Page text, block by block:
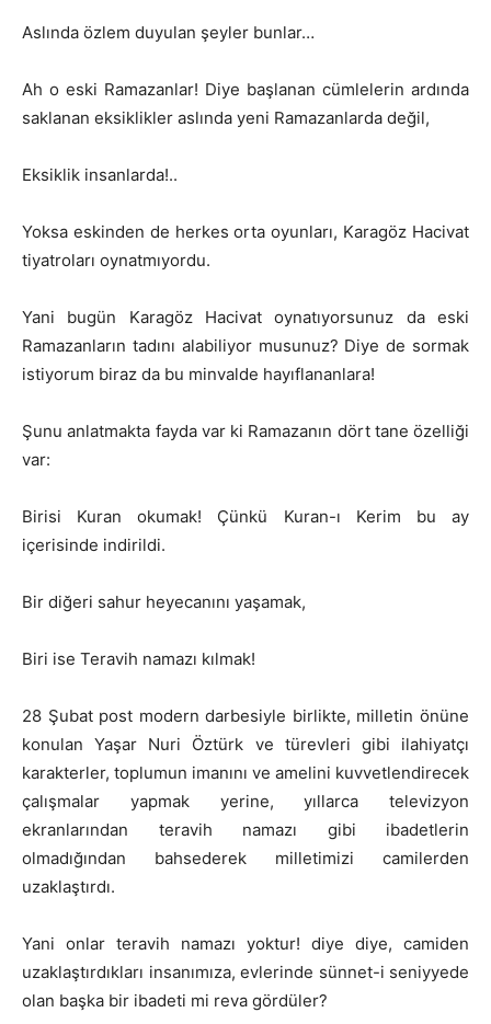
Aslında özlem duyulan şeyler bunlar…
Ah o eski Ramazanlar! Diye başlanan cümlelerin ardında
saklanan eksiklikler aslında yeni Ramazanlarda değil,
Eksiklik insanlarda!..
Yoksa eskinden de herkes orta oyunları, Karagöz Hacivat
tiyatroları oynatmıyordu.
Yani bugün Karagöz Hacivat oynatıyorsunuz da eski
Ramazanların tadını alabiliyor musunuz? Diye de sormak
istiyorum biraz da bu minvalde hayıflananlara!
Şunu anlatmakta fayda var ki Ramazanın dört tane özelliği
var:
Birisi Kuran okumak! Çünkü Kuran-ı Kerim bu ay
içerisinde indirildi.
Bir diğeri sahur heyecanını yaşamak,
Biri ise Teravih namazı kılmak!
28 Şubat post modern darbesiyle birlikte, milletin önüne
konulan Yaşar Nuri Öztürk ve türevleri gibi ilahiyatçı
karakterler, toplumun imanını ve amelini kuvvetlendirecek
çalışmalar yapmak yerine, yıllarca televizyon
ekranlarından teravih namazı gibi ibadetlerin
olmadığından bahsederek milletimizi camilerden
uzaklaştırdı.
Yani onlar teravih namazı yoktur! diye diye, camiden
uzaklaştırdıkları insanımıza, evlerinde sünnet-i seniyyede
olan başka bir ibadeti mi reva gördüler?